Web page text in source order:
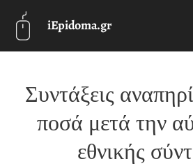
iEpidoma.gr
Συντάξεις
ποσά μετά την
εθνικής